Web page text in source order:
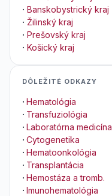
· Banskobystrický kraj
· Žilinský kraj
· Prešovský kraj
· Košický kraj
DÔLEŽITÉ ODKAZY
· Hematológia
· Transfuziológia
· Laboratórna medicína
· Cytogenetika
· Hematoonkológia
· Transplantácia
· Hemostáza a tromb.
· Imunohematológia